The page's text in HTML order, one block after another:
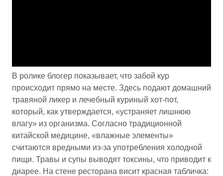
В ролике блогер показывает, что забой кур
происходит прямо на месте. Здесь подают домашний
травяной ликер и лечебный куриный хот-пот,
который, как утверждается, «устраняет лишнюю
влагу» из организма. Согласно традиционной
китайской медицине, «влажные элементы»
считаются вредными из-за употребления холодной
пищи. Травы и супы выводят токсины, что приводит к
диарее. На стене ресторана висит красная табличка: